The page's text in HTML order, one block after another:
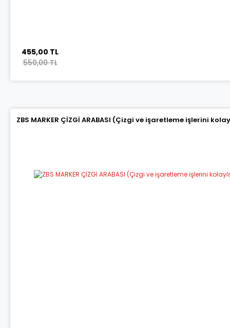
455,00 TL
550,00 TL
ZBS MARKER ÇİZGİ ARABASI (Çizgi ve işaretleme işlerini